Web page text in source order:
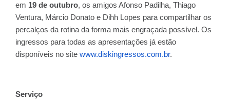
em 19 de outubro, os amigos Afonso Padilha, Thiago
Ventura, Márcio Donato e Dihh Lopes para compartilhar os
percalços da rotina da forma mais engraçada possível. Os
ingressos para todas as apresentações já estão
disponíveis no site www.diskingressos.com.br.
Serviço